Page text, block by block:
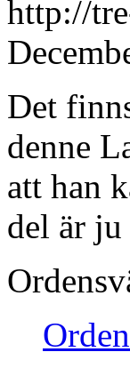
http://
Det
denne
att han
del är